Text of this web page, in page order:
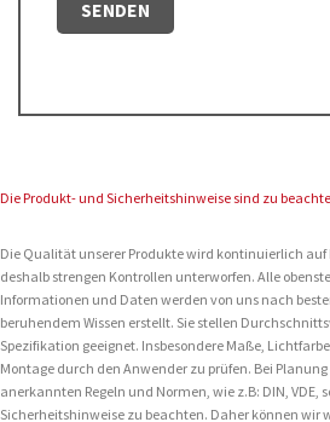
Die Produkt- und Sicherheitshinweise sind zu
Die Qualität unserer Produkte wird kontinuierlich
deshalb strengen Kontrollen unterworfen. Alle
Informationen und Daten werden von uns nach
beruhendem Wissen erstellt. Sie stellen
Spezifikation geeignet. Insbesondere Maße,
Montage durch den Anwender zu prüfen. Bei
anerkannten Regeln und Normen, wie z.B: DIN, VDE,
Sicherheitshinweise zu beachten. Daher können wir